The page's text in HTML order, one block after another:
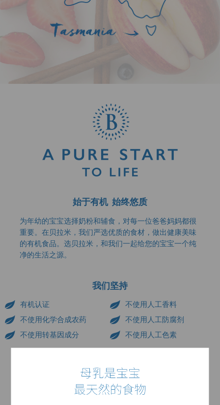
始于有机 始终悠质
为年幼的宝宝选择奶粉和辅食，对每一位爸爸妈妈都很
重要。在贝拉米，我们严选优质的食材，做出健康美味
的有机食品。选贝拉米，和我们一起给您的宝宝一个纯
净的生活之源。
我们坚持
有机认证
不使用人工香料
不使用化学合成农药
不使用人工防腐剂
不使用转基因成分
不使用人工色素
为什么选择贝拉米